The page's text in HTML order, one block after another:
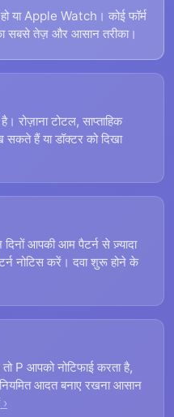
या Apple Watch। कोई फॉर्म
सबसे तेज़ और आसान तरीका।
रोज़ाना टोटल, साप्ताहिक
हैं या डॉक्टर को दिखा
आपकी आम पैटर्न से ज़्यादा
नोटिस करें। दवा शुरू होने के
P आपको नोटिफाई करता है,
आदत बनाए रखना आसान